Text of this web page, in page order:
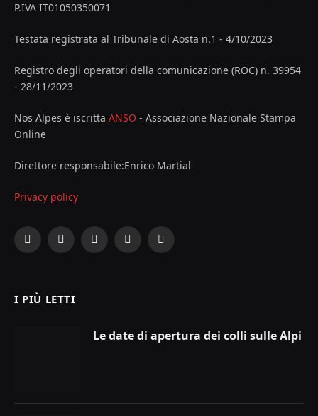
P.IVA IT01050350071
Testata registrata al Tribunale di Aosta n.1 - 4/10/2023
Registro degli operatori della comunicazione (ROC) n. 39954
- 28/11/2023
Nos Alpes è iscritta ANSO - Associazione Nazionale Stampa
Online
Direttore responsabile:Enrico Martial
Privacy policy
Facebook
X
InstagramYouTubeLinkedIn
I PIÙ LETTI
Le date di apertura dei colli sulle Alpi